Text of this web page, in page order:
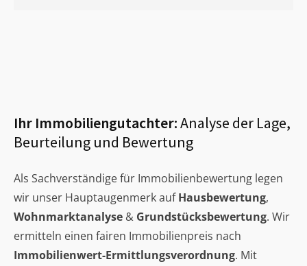
Ihr Immobiliengutachter:Analyse der Lage,
Beurteilung und Bewertung
Als Sachverständige für Immobilienbewertung legen
wir unser Hauptaugenmerk aufHausbewertung,
Wohnmarktanalyse & Grundstücksbewertung. Wir
ermitteln einen fairen Immobilienpreis nach
Immobilienwert-Ermittlungsverordnung. Mit